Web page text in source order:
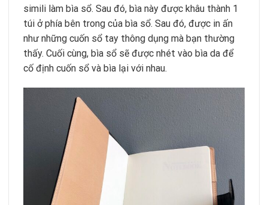
simili làm bìa sổ. Sau đó, bìa này được khâu thành 1
túi ở phía bên trong của bìa sổ. Sau đó, được in ấn
như những cuốn sổ tay thông dụng mà bạn thường
thấy. Cuối cùng, bìa sổ sẽ được nhét vào bìa da để
cố định cuốn sổ và bìa lại với nhau.